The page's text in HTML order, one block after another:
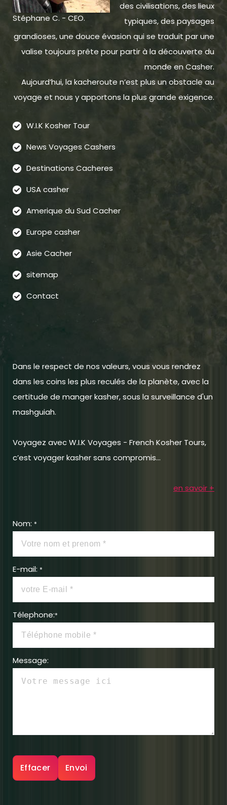
Stéphane C. - CEO.
des civilisations, des lieux
typiques, des paysages
grandioses, une douce évasion qui se traduit par une
valise toujours prête pour partir à la découverte du
monde en Casher.
Aujourd’hui, la kacheroute n’est plus un obstacle au
voyage et nous y apportons la plus grande exigence.
W.I.K Kosher Tour
News Voyages Cashers
Destinations Cacheres
USA casher
Amerique du Sud Cacher
Europe casher
Asie Cacher
sitemap
Contact
Dans le respect de nos valeurs, vous vous rendrez
dans les coins les plus reculés de la planète, avec la
certitude de manger kasher, sous la surveillance d'un
mashguiah.
Voyagez avec W.I.K Voyages - French Kosher Tours,
c’est voyager kasher sans compromis...
en savoir +
Nom: *
E-mail: *
Télephone:*
Message: